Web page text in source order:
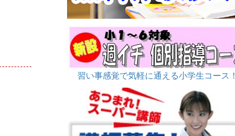
習い事感覚で気軽に通える小学生コース！